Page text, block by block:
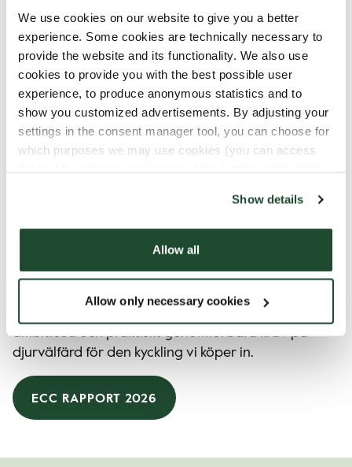
We use cookies on our website to give you a better
experience. Some cookies are technically necessary to
provide the website and its functionality. We also use
cookies to provide you with the best possible user
experience, to produce anonymous statistics and to
show you customized advertisements. By adjusting your
settings in the consent manager tool, you can choose for
which purposes we may use cookies (you can access
Show details
Allow all
Allow only necessary cookies
en matupplevelse av hög kvalitet utgår vi i vårt
inköpsarbete från flera etablerade ramverk för
djurvälfärd, däribland European Chicken
Commitment (ECC). ECC:s principer fungerar som en
ambitiösa och praktiskt genomförbara krav på
djurvälfärd för den kyckling vi köper in.
ECC RAPPORT 2026